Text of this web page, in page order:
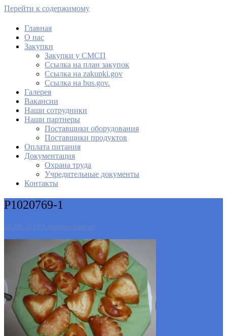
Перейти к содержимому
МАУ Комбинат питания
Главная
О нас
Закупки
Закупки у СМСП
Cсылка на план закупок
Cсылка на zakupki.gov
Ссылка на bus.gov.
Галерея
Вакансии
Наши сотрудники
Наши партнеры
Поставщики оборудования
Поставщики продуктов
Оплата питания
Документация
Охрана труда
Учредительные документы
Контакты
P1020769-1
30.09.2019 Администратор